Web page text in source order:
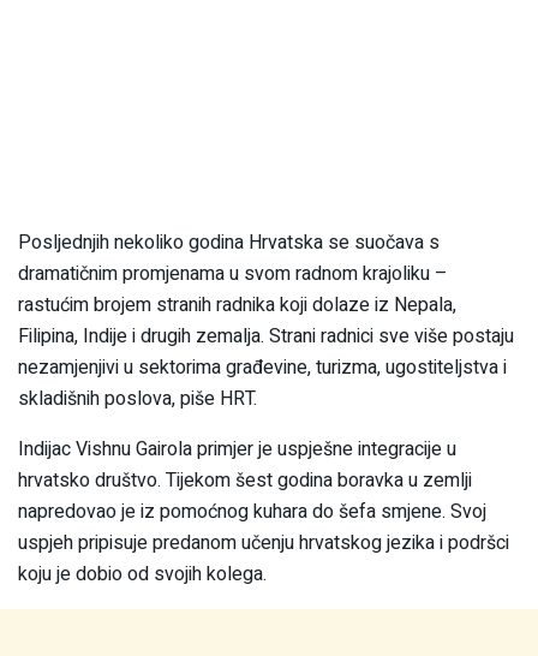
Posljednjih nekoliko godina Hrvatska se suočava s
dramatičnim promjenama u svom radnom krajoliku –
rastućim brojem stranih radnika koji dolaze iz Nepala,
Filipina, Indije i drugih zemalja. Strani radnici sve više postaju
nezamjenjivi u sektorima građevine, turizma, ugostiteljstva i
skladišnih poslova, piše HRT.
Indijac Vishnu Gairola primjer je uspješne integracije u
hrvatsko društvo. Tijekom šest godina boravka u zemlji
napredovao je iz pomoćnog kuhara do šefa smjene. Svoj
uspjeh pripisuje predanom učenju hrvatskog jezika i podršci
koju je dobio od svojih kolega.